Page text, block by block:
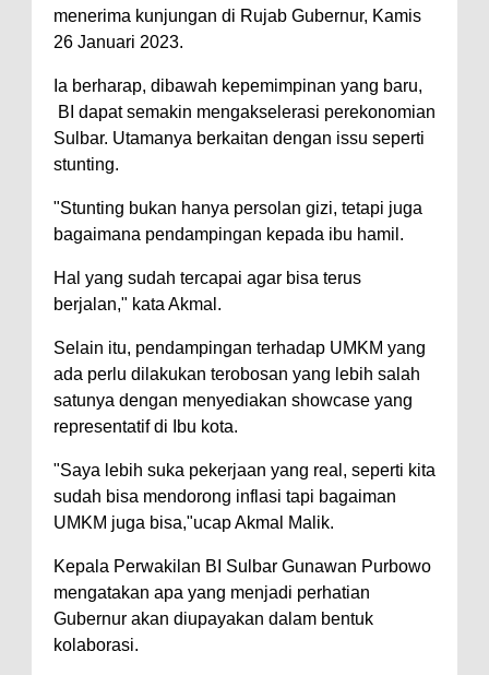
menerima kunjungan di Rujab Gubernur, Kamis
26 Januari 2023.
Ia berharap, dibawah kepemimpinan yang baru,
BI dapat semakin mengakselerasi perekonomian
Sulbar. Utamanya berkaitan dengan issu seperti
stunting.
"Stunting bukan hanya persolan gizi, tetapi juga
bagaimana pendampingan kepada ibu hamil.
Hal yang sudah tercapai agar bisa terus
berjalan," kata Akmal.
Selain itu, pendampingan terhadap UMKM yang
ada perlu dilakukan terobosan yang lebih salah
satunya dengan menyediakan showcase yang
representatif di Ibu kota.
"Saya lebih suka pekerjaan yang real, seperti kita
sudah bisa mendorong inflasi tapi bagaiman
UMKM juga bisa,"ucap Akmal Malik.
Kepala Perwakilan BI Sulbar Gunawan Purbowo
mengatakan apa yang menjadi perhatian
Gubernur akan diupayakan dalam bentuk
kolaborasi.